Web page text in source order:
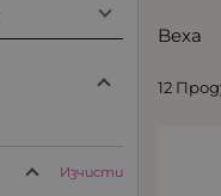
Bexa
12
Изчисти